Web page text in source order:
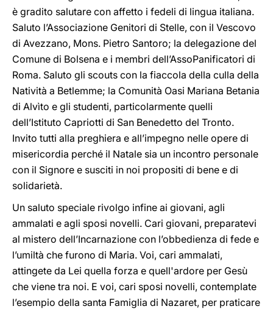
è gradito salutare con affetto i fedeli di lingua italiana.
Saluto l’Associazione Genitori di Stelle, con il Vescovo
di Avezzano, Mons. Pietro Santoro; la delegazione del
Comune di Bolsena e i membri dell’AssoPanificatori di
Roma. Saluto gli scouts con la fiaccola della culla della
Natività a Betlemme; la Comunità Oasi Mariana Betania
di Alvìto e gli studenti, particolarmente quelli
dell’Istituto Capriotti di San Benedetto del Tronto.
Invito tutti alla preghiera e all’impegno nelle opere di
misericordia perché il Natale sia un incontro personale
con il Signore e susciti in noi propositi di bene e di
solidarietà.
Un saluto speciale rivolgo infine ai giovani, agli
ammalati e agli sposi novelli. Cari giovani, preparatevi
al mistero dell’Incarnazione con l’obbedienza di fede e
l’umiltà che furono di Maria. Voi, cari ammalati,
attingete da Lei quella forza e quell'ardore per Gesù
che viene tra noi. E voi, cari sposi novelli, contemplate
l’esempio della santa Famiglia di Nazaret, per praticare